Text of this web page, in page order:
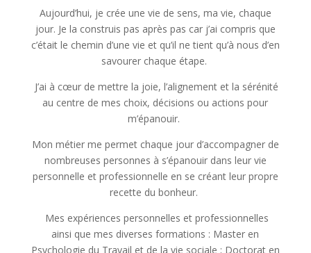
Aujourd’hui, je crée une vie de sens, ma vie, chaque
jour. Je la construis pas après pas car j’ai compris que
c’était le chemin d’une vie et qu’il ne tient qu’à nous d’en
savourer chaque étape.
J’ai à cœur de mettre la joie, l’alignement et la sérénité
au centre de mes choix, décisions ou actions pour
m’épanouir.
Mon métier me permet chaque jour d’accompagner de
nombreuses personnes à s’épanouir dans leur vie
personnelle et professionnelle en se créant leur propre
recette du bonheur.
Mes expériences personnelles et professionnelles
ainsi que mes diverses formations : Master en
Psychologie du Travail et de la vie sociale ; Doctorat en